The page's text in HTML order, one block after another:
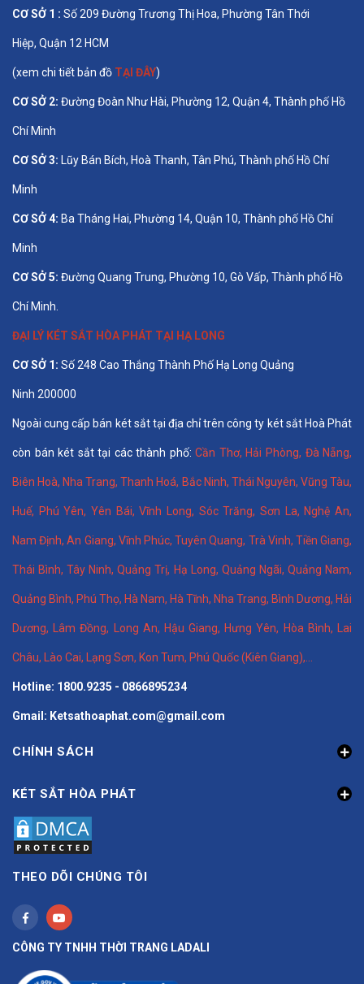
CƠ SỞ 1 : Số 209 Đường Trương Thị Hoa, Phường Tân Thới
Hiệp, Quận 12 HCM
(xem chi tiết bản đồ TẠI ĐÂY)
CƠ SỞ 2: Đường Đoàn Như Hài, Phường 12, Quận 4, Thành phố Hồ
Chí Minh
CƠ SỞ 3: Lũy Bán Bích, Hoà Thanh, Tân Phú, Thành phố Hồ Chí
Minh
CƠ SỞ 4: Ba Tháng Hai, Phường 14, Quận 10, Thành phố Hồ Chí
Minh
CƠ SỞ 5: Đường Quang Trung, Phường 10, Gò Vấp, Thành phố Hồ
Chí Minh.
ĐẠI LÝ KÉT SẮT HÒA PHÁT TẠI HẠ LONG
CƠ SỞ 1: Số 248 Cao Thắng Thành Phố Hạ Long Quảng
Ninh 200000
Ngoài cung cấp bán két sắt tại địa chỉ trên công ty két sắt Hoà Phát
còn bán két sắt tại các thành phố:Cần Thơ, Hải Phòng, Đà Nẵng,
Biên Hoà, Nha Trang,Thanh Hoá, Bắc Ninh, Thái Nguyên, Vũng Tàu,
Huế, Phú Yên,Yên Bái,Vĩnh Long, Sóc Trăng,Sơn La, Nghệ An,
Nam Định,An Giang, Vĩnh Phúc,Tuyên Quang, Trà Vinh, Tiền Giang,
Thái Bình,Tây Ninh,Quảng Trị, Hạ Long, Quảng Ngãi, Quảng Nam,
Quảng Bình, Phú Thọ, Hà Nam, Hà Tĩnh, Nha Trang, Bình Dương, Hải
Dương, Lâm Đồng, Long An, Hậu Giang, Hưng Yên, Hòa Bình, Lai
Châu, Lào Cai, Lạng Sơn, Kon Tum, Phú Quốc (Kiên Giang),...
Hotline: 1800.9235 - 0866895234
Gmail: Ketsathoaphat.com@gmail.com
CHÍNH SÁCH
KÉT SẮT HÒA PHÁT
THEO DÕI CHÚNG TÔI
CÔNG TY TNHH THỜI TRANG LADALI